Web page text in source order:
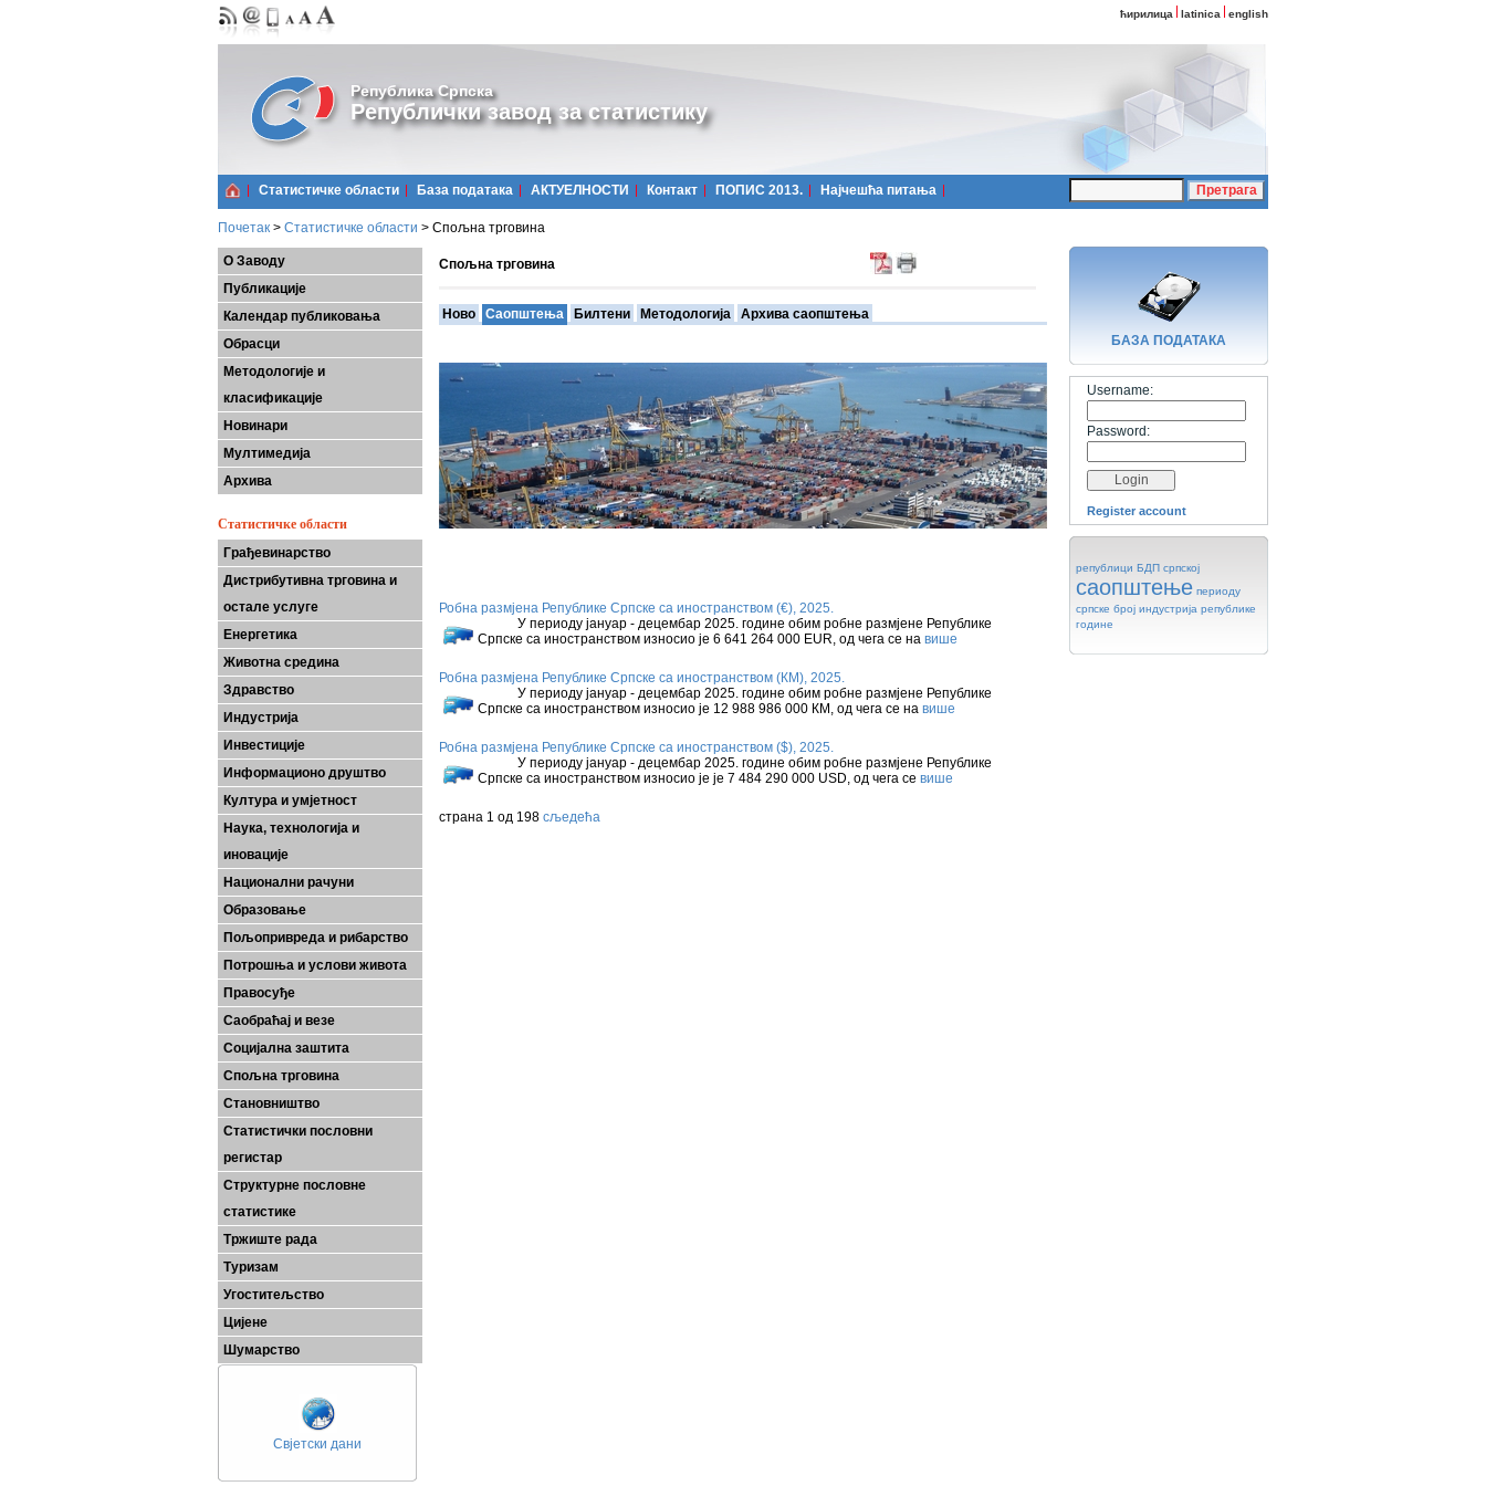
ћирилица latinica english
Република Српска
Републички завод за статистику
Статистичке области Базa података АКТУЕЛНОСТИ Контакт ПОПИС 2013. Најчешћa питања
Почетак > Статистичке области > Спољна трговина
О Заводу
Публикације
Календар публиковања
Обрасци
Методологије и
класификације
Новинари
Мултимедија
Архива
Статистичке области
Грађевинарство
Дистрибутивна трговина и
остале услуге
Енергетика
Животна средина
Здравство
Индустрија
Инвестиције
Информационо друштво
Култура и умјетност
Наука, технологија и
иновације
Национални рачуни
Образовање
Пољопривреда и рибарство
Потрошња и услови живота
Правосуђе
Саобраћај и везе
Социјална заштита
Спољна трговина
Становништво
Статистички пословни
регистар
Структурне пословне
статистике
Тржиште рада
Туризам
Угоститељство
Цијене
Шумарство
Свјетски дани
Спољна трговина
Ново Саопштења Билтени Методологија Архива саопштења
Робна размјена Републике Српске са иностранством (€), 2025.
У периоду јануар - децембар 2025. године обим робне размјене Републике
Српске са иностранством износио је 6 641 264 000 ЕUR, од чега се на више
Робна размјена Републике Српске са иностранством (КМ), 2025.
У периоду јануар - децембар 2025. године обим робне размјене Републике
Српске са иностранством износио је 12 988 986 000 КМ, од чега се на више
Робна размјена Републике Српске са иностранством ($), 2025.
У периоду јануар - децембар 2025. године обим робне размјене Републике
Српске са иностранством износио је је 7 484 290 000 USD, од чега се више
страна 1 од 198 сљедећа
БАЗA ПОДАТАКА
Username:
Password:
Register account
републици БДП српској
саопштење периоду
српске број индустрија републике
године